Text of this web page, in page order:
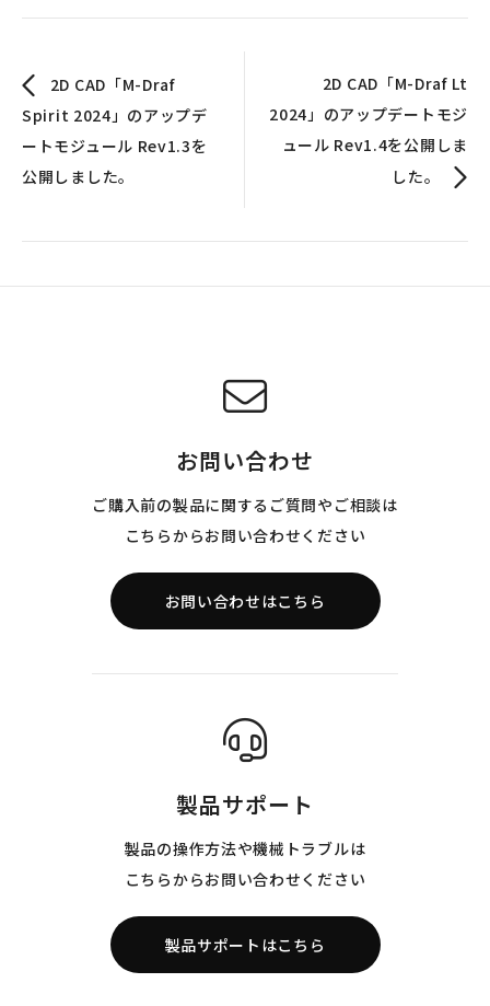
2D CAD「M-Draf
Spirit 2024」のアップデ
ートモジュール Rev1.3を
公開しました。
2D CAD「M-Draf Lt
2024」のアップデートモジ
ュール Rev1.4を公開しま
した。
お問い合わせ
ご購入前の製品に関するご質問やご相談は
こちらからお問い合わせください
お問い合わせはこちら
製品サポート
製品の操作方法や機械トラブルは
こちらからお問い合わせください
製品サポートはこちら